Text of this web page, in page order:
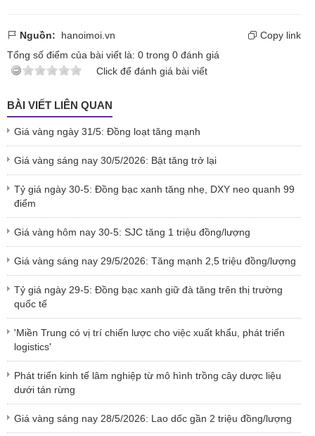
Nguồn: hanoimoi.vn
Copy link
Tổng số điểm của bài viết là: 0 trong 0 đánh giá
Click để đánh giá bài viết
BÀI VIẾT LIÊN QUAN
Giá vàng ngày 31/5: Đồng loạt tăng mạnh
Giá vàng sáng nay 30/5/2026: Bật tăng trở lại
Tỷ giá ngày 30-5: Đồng bạc xanh tăng nhẹ, DXY neo quanh 99
điểm
Giá vàng hôm nay 30-5: SJC tăng 1 triệu đồng/lượng
Giá vàng sáng nay 29/5/2026: Tăng mạnh 2,5 triệu đồng/lượng
Tỷ giá ngày 29-5: Đồng bạc xanh giữ đà tăng trên thị trường
quốc tế
'Miền Trung có vị trí chiến lược cho việc xuất khẩu, phát triển
logistics'
Phát triển kinh tế lâm nghiệp từ mô hình trồng cây dược liệu
dưới tán rừng
Giá vàng sáng nay 28/5/2026: Lao dốc gần 2 triệu đồng/lượng